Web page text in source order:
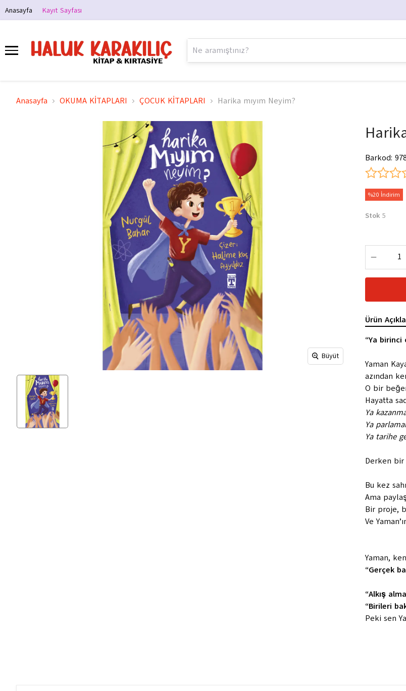
Anasayfa Kayıt Sayfası
Anasayfa OKUMA KİTAPLARI ÇOCUK KİTAPLARI Harika mıyım Neyim?
Büyüt
Barkod:
%20 İndirim
Stok 5
Ürün
“Ya birinci
Yaman
azından
O bir
Hayatta
Ya
Ya
Ya tarihe
Derken bir
Bu kez
Ama
Bir proje,
Ve
Yaman,
“Gerçek
“Alkış
“Birileri
Peki sen